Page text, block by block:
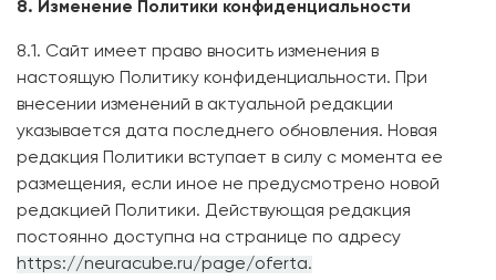
8. Изменение Политики конфиденциальности
8.1. Сайт имеет право вносить изменения в
настоящую Политику конфиденциальности. При
внесении изменений в актуальной редакции
указывается дата последнего обновления. Новая
редакция Политики вступает в силу с момента ее
размещения, если иное не предусмотрено новой
редакцией Политики. Действующая редакция
постоянно доступна на странице по адресу
https://neuracube.ru/page/oferta.